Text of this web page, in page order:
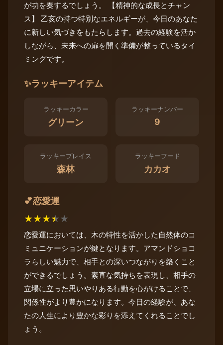
が功を奏するでしょう。 【精神的な成長とチャン
ス】 乙亥の持つ特別なエネルギーが、今日のあなた
に新しい気づきをもたらします。過去の経験を活か
しながら、未来への扉を開く準備が整っているタイ
ミングです。
✨ラッキーアイテム
ラッキーカラー
グリーン
ラッキーナンバー
9
ラッキープレイス
森林
ラッキーフード
カカオ
💕恋愛運
★★★★★
恋愛運においては、木の特性を活かした自然体のコ
ミュニケーションが鍵となります。アマンドショコ
ラらしい魅力で、相手との深いつながりを築くこと
ができるでしょう。素直な気持ちを表現し、相手の
立場に立った思いやりある行動を心がけることで、
関係性がより豊かになります。今日の経験が、あな
たの人生により豊かな彩りを添えてくれることでし
ょう。